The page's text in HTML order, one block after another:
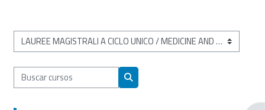
Categorías
Buscar cursos
Buscar cursos